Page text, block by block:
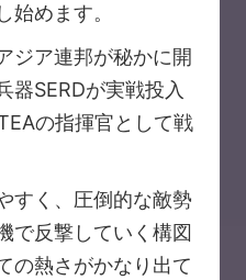
始めます。
ジア連邦が秘かに開
器SERDが実戦投入
の指揮官として戦
すく、圧倒的な敵勢
で反撃していく構図
の熱さがかなり出て